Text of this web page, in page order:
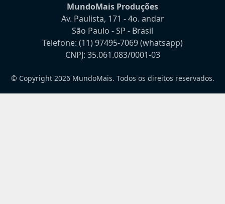
MundoMais Produções
Av. Paulista, 171 - 4o. andar
São Paulo - SP - Brasil
Telefone: (11) 97495-7069(whatsapp)
CNPJ: 35.061.083/0001-03
© Copyright 2026 MundoMais. Todos os direitos reservados.